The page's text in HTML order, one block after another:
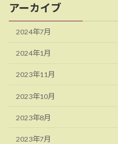
アーカイブ
2024年7月
2024年1月
2023年11月
2023年10月
2023年8月
2023年7月